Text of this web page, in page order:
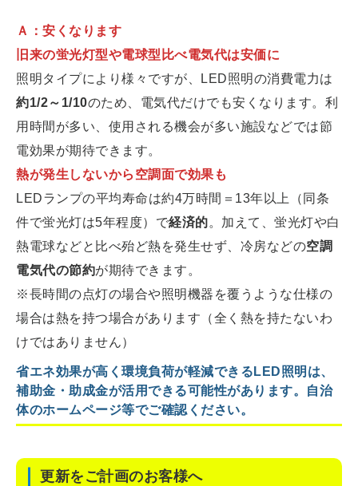
Ａ：安くなります
旧来の蛍光灯型や電球型比べ電気代は安価に
照明タイプにより様々ですが、LED照明の消費電力は
約1/2～1/10のため、電気代だけでも安くなります。利
用時間が多い、使用される機会が多い施設などでは節
電効果が期待できます。
熱が発生しないから空調面で効果も
LEDランプの平均寿命は約4万時間＝13年以上（同条
件で蛍光灯は5年程度）で経済的。加えて、蛍光灯や白
熱電球などと比べ殆ど熱を発生せず、冷房などの空調
電気代の節約が期待できます。
※長時間の点灯の場合や照明機器を覆うような仕様の
場合は熱を持つ場合があります（全く熱を持たないわ
けではありません）
省エネ効果が高く環境負荷が軽減できるLED照明は、
補助金・助成金が活用できる可能性があります。自治
体のホームページ等でご確認ください。
更新をご計画のお客様へ